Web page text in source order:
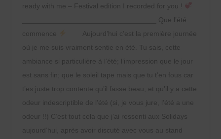
ready with me – Festival edition I recorded for you !
__________________________________ Que l’été
commence
⠀ ⠀ Aujourd’hui c’est la première journée
où je me suis vraiment sentie en été. Tu sais, cette
ambiance si particulière à l’été; l’impression que le jour
est sans fin; que le soleil tape mais que tu t’en fous car
t’es juste trop contente qu’il fasse beau, et qu’il y a cette
odeur indescriptible de l’été (si, je vous jure, l’été a une
odeur !!) C’est tout cela que j’ai ressenti aux Solidays
aujourd’hui, après avoir discuté avec vous au stand